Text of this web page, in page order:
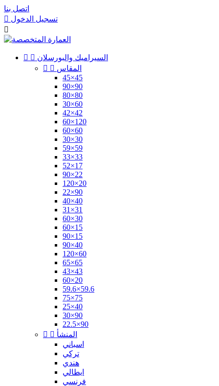
اتصل بنا
 تسجيل الدخول

  السيراميك والبورسلان
  المقاس
45×45
90×90
80×80
30×60
42×42
60×120
60×60
30×30
59×59
33×33
52×17
90×22
120×20
22×90
40×40
31×31
60×30
60×15
90×15
90×40
120×60
65×65
43×43
60×20
59.6×59.6
75×75
25×40
30×90
22.5×90
  المنشأ
اسباني
تركي
هندي
ايطالي
فرنسي